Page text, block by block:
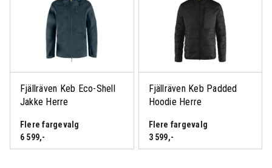
Logg inn eller bli medlem
Fjällräven Keb Eco-Shell
Jakke Herre
Flere fargevalg
6 599,-
Fjällräven Keb Padded
Hoodie Herre
Flere fargevalg
3 599,-